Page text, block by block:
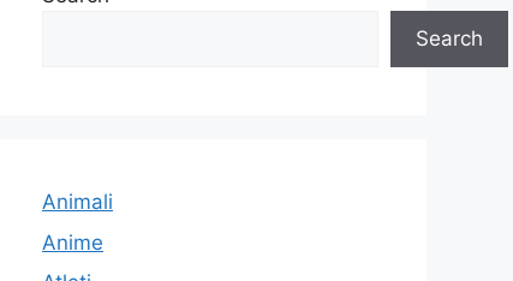
Search
Animali
Anime